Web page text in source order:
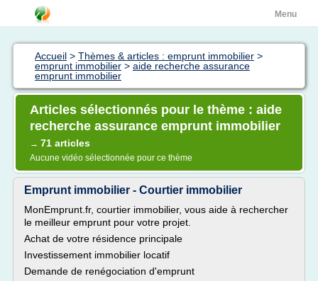
Menu
Accueil > Thèmes & articles : emprunt immobilier >
emprunt immobilier > aide recherche assurance
emprunt immobilier
Articles sélectionnés pour le thème : aide
recherche assurance emprunt immobilier
→ 71 articles
Aucune vidéo sélectionnée pour ce thème
Emprunt immobilier - Courtier immobilier
MonEmprunt.fr, courtier immobilier, vous aide à rechercher
le meilleur emprunt pour votre projet.
Achat de votre résidence principale
Investissement immobilier locatif
Demande de renégociation d'emprunt